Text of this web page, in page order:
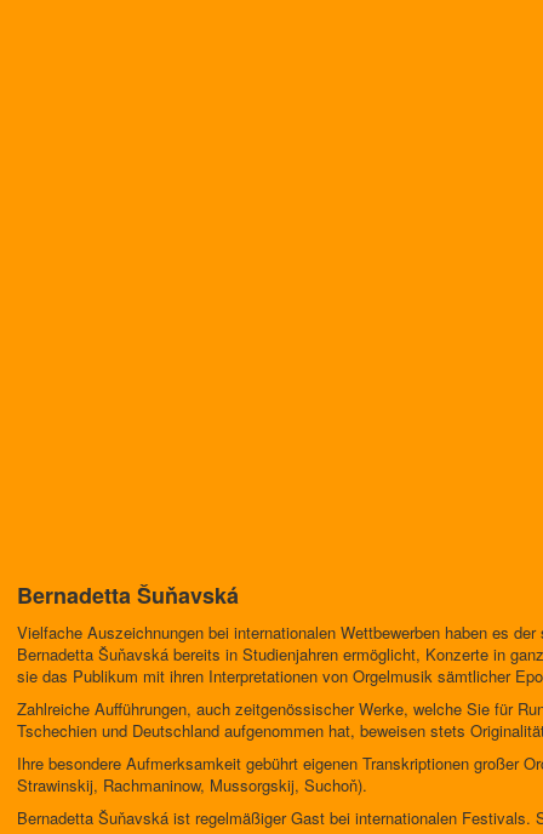
Bernadetta Šuňavská
Vielfache Auszeichnungen bei internationalen Wettbewerben haben es
Bernadetta Šuňavská bereits in Studienjahren ermöglicht, Konzerte in
sie das Publikum mit ihren Interpretationen von Orgelmusik sämtlicher
Zahlreiche Aufführungen, auch zeitgenössischer Werke, welche Sie für
Tschechien und Deutschland aufgenommen hat, beweisen stets
Ihre besondere Aufmerksamkeit gebührt eigenen Transkriptionen großer
Strawinskij, Rachmaninow, Mussorgskij, Suchoň).
Bernadetta Šuňavská ist regelmäßiger Gast bei internationalen Festivals.